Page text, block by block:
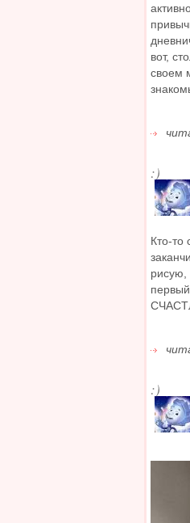
вот,
своем
:)
Кто-то
рисую,
:)